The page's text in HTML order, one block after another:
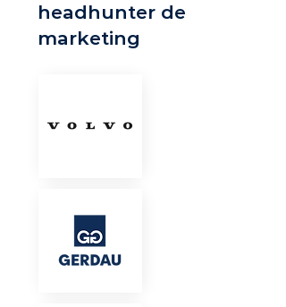
headhunter de
marketing